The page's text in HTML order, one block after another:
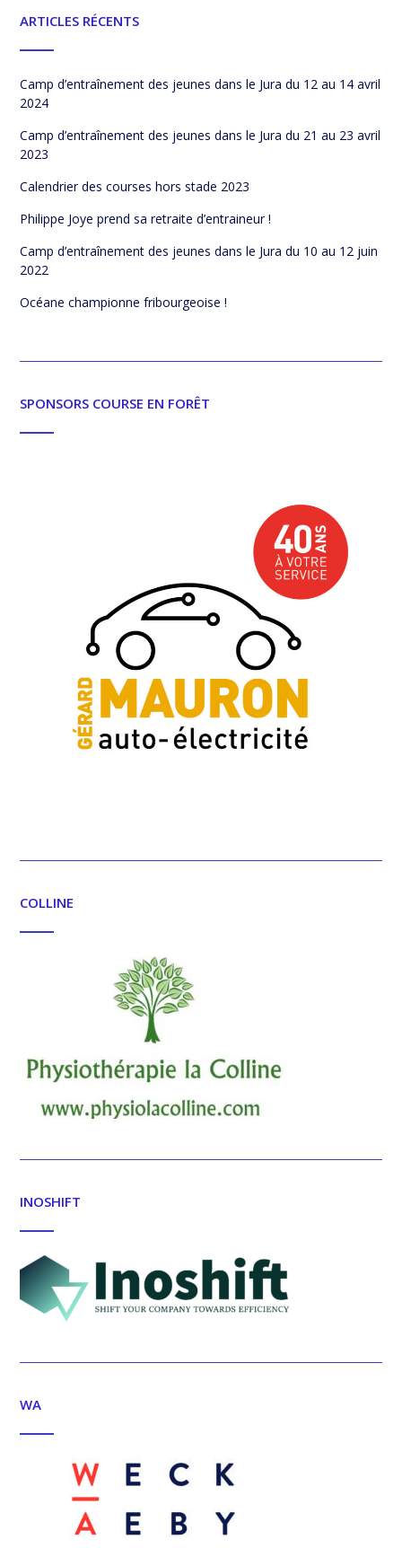
ARTICLES RÉCENTS
Camp d’entraînement des jeunes dans le Jura du 12 au 14 avril
2024
Camp d’entraînement des jeunes dans le Jura du 21 au 23 avril
2023
Calendrier des courses hors stade 2023
Philippe Joye prend sa retraite d’entraineur !
Camp d’entraînement des jeunes dans le Jura du 10 au 12 juin
2022
Océane championne fribourgeoise !
SPONSORS COURSE EN FORÊT
COLLINE
INOSHIFT
WA